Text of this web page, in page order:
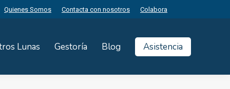
Quienes Somos Contacta con nosotros Colabora
Lunas Gestoría Blog Asistencia